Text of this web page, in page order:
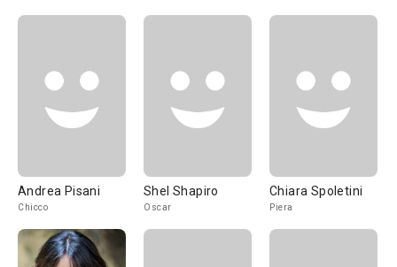
Andrea Pisani
Chicco
Shel Shapiro
Oscar
Chiara Spoletini
Piera